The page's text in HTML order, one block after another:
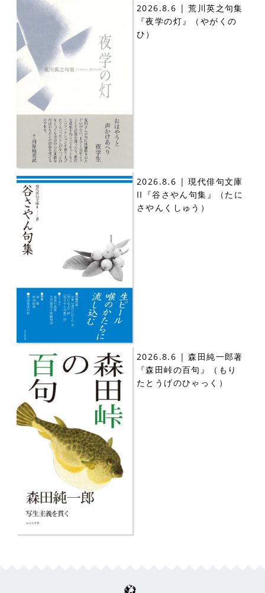
2026.8.6 | 荒川英之句集
『夜学の灯』（やがくの
ひ）
2026.8.6 | 現代俳句文庫
II『谷さやん句集』（たに
さやんくしゅう）
2026.8.6 | 森田純一郎著
『森田峠の百句』（もり
たとうげのひゃっく）